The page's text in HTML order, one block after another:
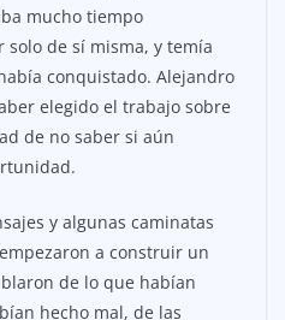
mucho tiempo
de sí misma, y temía
conquistado. Alejandro
elegido el trabajo sobre
de no saber si aún
y algunas caminatas
a construir un
de lo que habían
hecho mal, de las